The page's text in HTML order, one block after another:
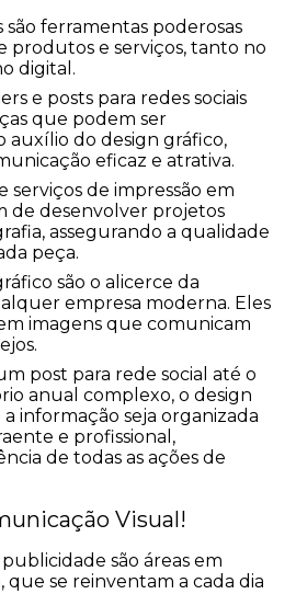
são ferramentas poderosas
produtos e serviços, tanto no
digital.
e posts para redes sociais
que podem ser
auxílio do design gráfico,
eficaz e atrativa.
serviços de impressão em
de desenvolver projetos
assegurando a qualidade
peça.
são o alicerce da
empresa moderna. Eles
imagens que comunicam
post para rede social até o
anual complexo, o design
informação seja organizada
e profissional,
de todas as ações de
Visual!
são áreas em
se reinventam a cada dia